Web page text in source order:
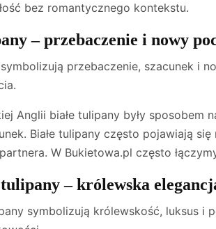
bez romantycznego kontekstu.
– przebaczenie i nowy
symbolizują przebaczenie, szacunek i
Anglii białe tulipany były sposobem
Białe tulipany często pojawiają
W Bukietowa.pl często
– królewska
symbolizują królewskość, luksus i